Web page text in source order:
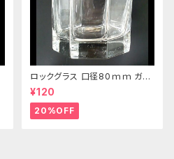
ロックグラス 口径80ｍｍ ガラ
ス製 220cc
¥120
20%OFF